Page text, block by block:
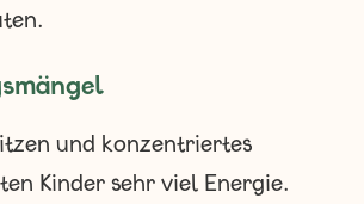
und konzentriertes
Kinder sehr viel Energie.